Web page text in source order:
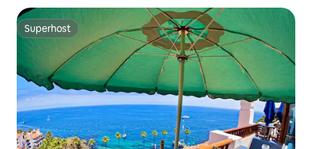
Superhost
Superhost